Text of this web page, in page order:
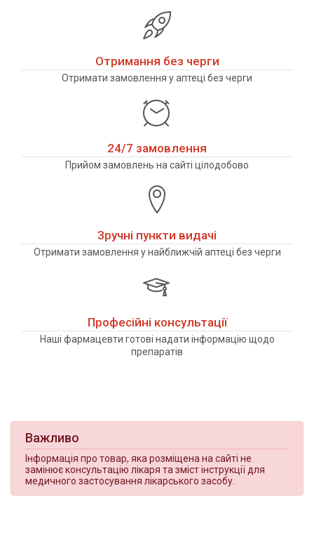
Отримання без черги
Отримати замовлення у аптеці без черги
24/7 замовлення
Прийом замовлень на сайті цілодобово
Зручні пункти видачі
Отримати замовлення у найближчій аптеці без черги
Професійні консультації
Наші фармацевти готові надати інформацію щодо
препаратів
Важливо
Інформація про товар, яка розміщена на сайті не
замінює консультацію лікаря та зміст інструкції для
медичного застосування лікарського засобу.